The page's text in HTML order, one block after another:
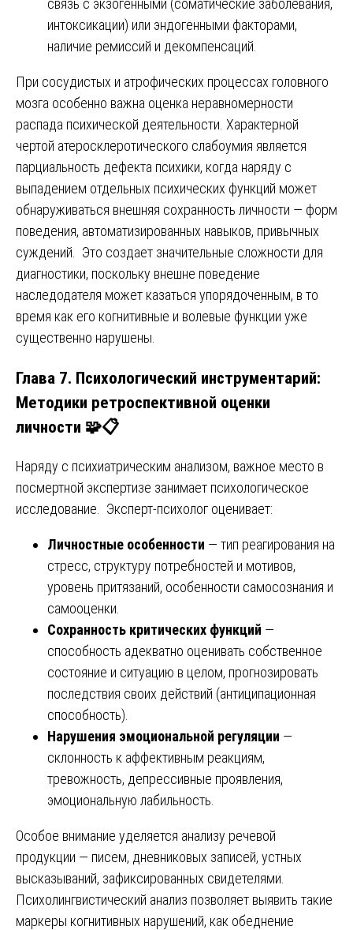
связь с экзогенными (соматические заболевания,
интоксикации) или эндогенными факторами,
наличие ремиссий и декомпенсаций.
При сосудистых и атрофических процессах головного
мозга особенно важна оценка неравномерности
распада психической деятельности. Характерной
чертой атеросклеротического слабоумия является
парциальность дефекта психики, когда наряду с
выпадением отдельных психических функций может
обнаруживаться внешняя сохранность личности — форм
поведения, автоматизированных навыков, привычных
суждений. Это создает значительные сложности для
диагностики, поскольку внешне поведение
наследодателя может казаться упорядоченным, в то
время как его когнитивные и волевые функции уже
существенно нарушены.
Глава 7. Психологический инструментарий:
Методики ретроспективной оценки
личности 🧩📋
Наряду с психиатрическим анализом, важное место в
посмертной экспертизе занимает психологическое
исследование. Эксперт-психолог оценивает:
Личностные особенности — тип реагирования на
стресс, структуру потребностей и мотивов,
уровень притязаний, особенности самосознания и
самооценки.
Сохранность критических функций —
способность адекватно оценивать собственное
состояние и ситуацию в целом, прогнозировать
последствия своих действий (антиципационная
способность).
Нарушения эмоциональной регуляции —
склонность к аффективным реакциям,
тревожность, депрессивные проявления,
эмоциональную лабильность.
Особое внимание уделяется анализу речевой
продукции — писем, дневниковых записей, устных
высказываний, зафиксированных свидетелями.
Психолингвистический анализ позволяет выявить такие
маркеры когнитивных нарушений, как обеднение